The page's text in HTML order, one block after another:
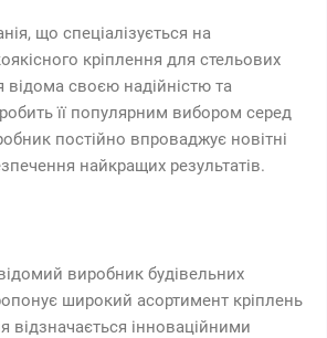
що спеціалізується на
кріплення для стельових
відома своєю надійністю та
її популярним вибором серед
постійно впроваджує новітні
найкращих результатів.
виробник будівельних
широкий асортимент кріплень
відзначається інноваційними